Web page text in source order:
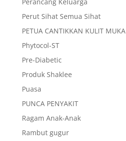
Perut Sihat Semua Sihat
PETUA CANTIKKAN KULIT MUKA
Phytocol-ST
Pre-Diabetic
Produk Shaklee
Puasa
PUNCA PENYAKIT
Ragam Anak-Anak
Rambut gugur